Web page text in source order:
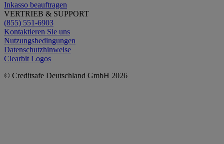
Inkasso beauftragen
VERTRIEB & SUPPORT
(855) 551-6903
Kontaktieren Sie uns
Nutzungsbedingungen
Datenschutzhinweise
Clearbit Logos
© Creditsafe Deutschland GmbH 2026